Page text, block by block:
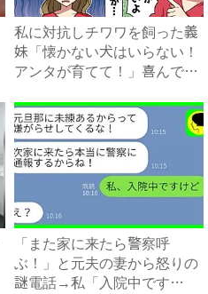
私に対抗しチワワを飼った義
妹「懐かない犬はいらない！
アンタが育てて！」喜んで引
「また家に来たら警察呼
ぶ！」と元夫の妻から怒りの
謎電話→私「入院中です